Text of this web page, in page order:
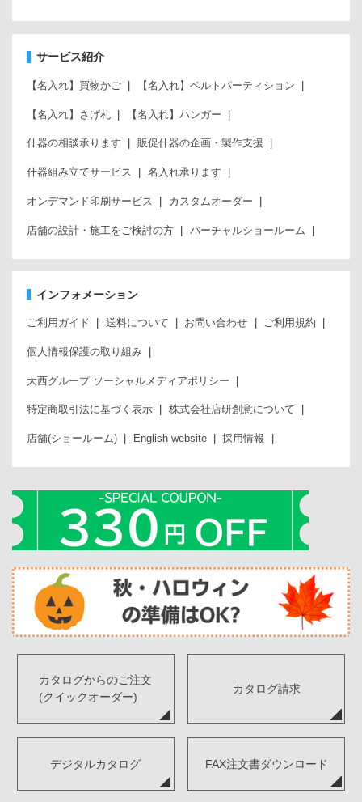
サービス紹介
【名入れ】買物かご 【名入れ】ベルトパーティション
【名入れ】さげ札 【名入れ】ハンガー
什器の相談承ります 販促什器の企画・製作支援
什器組み立てサービス 名入れ承ります
オンデマンド印刷サービス カスタムオーダー
店舗の設計・施工をご検討の方 バーチャルショールーム
インフォメーション
ご利用ガイド 送料について お問い合わせ ご利用規約
個人情報保護の取り組み
大西グループ ソーシャルメディアポリシー
特定商取引法に基づく表示 株式会社店研創意について
店舗(ショールーム) English website 採用情報
カタログからのご注文
(クイックオーダー)
カタログ請求
デジタルカタログ FAX注文書ダウンロード